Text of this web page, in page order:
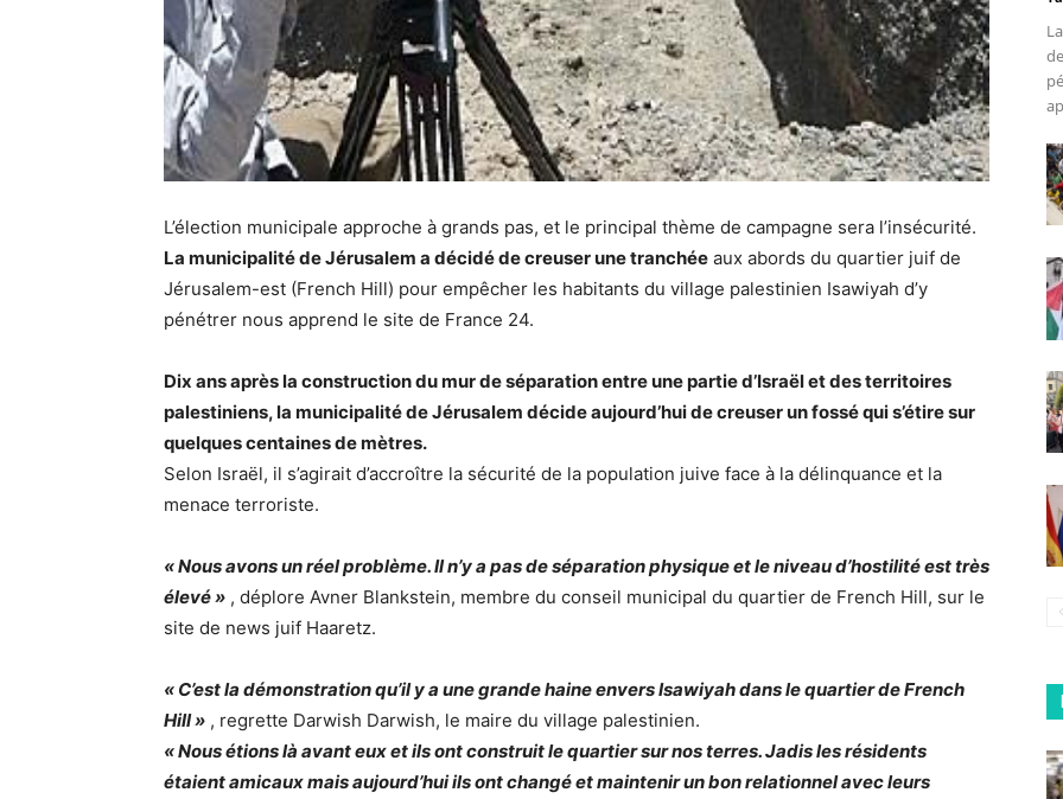
L’élection municipale approche à grands pas, et le principal thème de campagne sera l’insécurité.
La municipalité de Jérusalem a décidé de creuser une tranchée aux abords du quartier juif de
Jérusalem-est (French Hill) pour empêcher les habitants du village palestinien Isawiyah d’y
pénétrer nous apprend le site de France 24.
Dix ans après la construction du mur de séparation entre une partie d’Israël et des territoires
palestiniens, la municipalité de Jérusalem décide aujourd’hui de creuser un fossé qui s’étire sur
quelques centaines de mètres.
Selon Israël, il s’agirait d’accroître la sécurité de la population juive face à la délinquance et la
menace terroriste.
« Nous avons un réel problème. Il n’y a pas de séparation physique et le niveau d’hostilité est très
élevé » , déplore Avner Blankstein, membre du conseil municipal du quartier de French Hill, sur le
site de news juif Haaretz.
« C’est la démonstration qu’il y a une grande haine envers Isawiyah dans le quartier de French
Hill » , regrette Darwish Darwish, le maire du village palestinien.
« Nous étions là avant eux et ils ont construit le quartier sur nos terres. Jadis les résidents
étaient amicaux mais aujourd’hui ils ont changé et maintenir un bon relationnel avec leurs